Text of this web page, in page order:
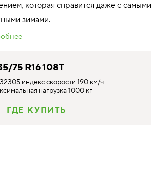
которая справится даже с самыми
зимами.
75 R16 108T
индекс скорости 190 км/ч
нагрузка 1000 кг
ГДЕ КУПИТЬ